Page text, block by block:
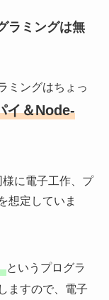
ラミングは無
ミングはちょっ
イ＆Node-
様に電子工作、プ
想定していま
というプログラ
ますので、電子